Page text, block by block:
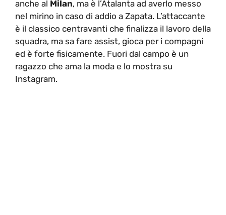
anche al Milan, ma è l’Atalanta ad averlo messo
nel mirino in caso di addio a Zapata. L’attaccante
è il classico centravanti che finalizza il lavoro della
squadra, ma sa fare assist, gioca per i compagni
ed è forte fisicamente. Fuori dal campo è un
ragazzo che ama la moda e lo mostra su
Instagram.